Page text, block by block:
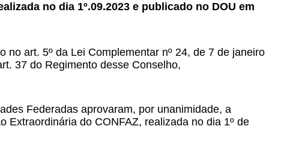
no dia 1º.09.2023 e publicado no DOU em
no art. 5º da Lei Complementar nº 24, de 7 de janeiro
37 do Regimento desse Conselho,
Federadas aprovaram, por unanimidade, a
Extraordinária do CONFAZ, realizada no dia 1º de